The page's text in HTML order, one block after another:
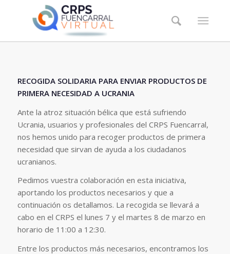
RECOGIDA SOLIDARIA PARA ENVIAR PRODUCTOS DE
PRIMERA NECESIDAD A UCRANIA
Ante la atroz situación bélica que está sufriendo
Ucrania, usuarios y profesionales del CRPS Fuencarral,
nos hemos unido para recoger productos de primera
necesidad que sirvan de ayuda a los ciudadanos
ucranianos.
Pedimos vuestra colaboración en esta iniciativa,
aportando los productos necesarios y que a
continuación os detallamos. La recogida se llevará a
cabo en el CRPS el lunes 7 y el martes 8 de marzo en
horario de 11:00 a 12:30.
Entre los productos más necesarios, encontramos los